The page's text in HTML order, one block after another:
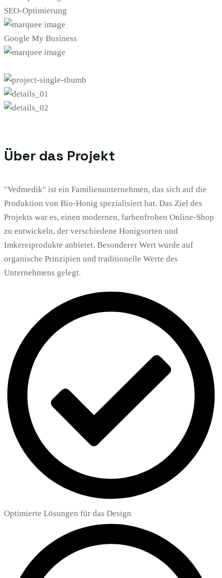
SEO-Optimierung
Google My Business
Über das Projekt
"Vedmedik" ist ein Familienunternehmen, das sich auf die
Produktion von Bio-Honig spezialisiert hat. Das Ziel des
Projekts war es, einen modernen, farbenfrohen Online-Shop
zu entwickeln, der verschiedene Honigsorten und
Imkereiprodukte anbietet. Besonderer Wert wurde auf
organische Prinzipien und traditionelle Werte des
Unternehmens gelegt.
Optimierte Lösungen für das Design